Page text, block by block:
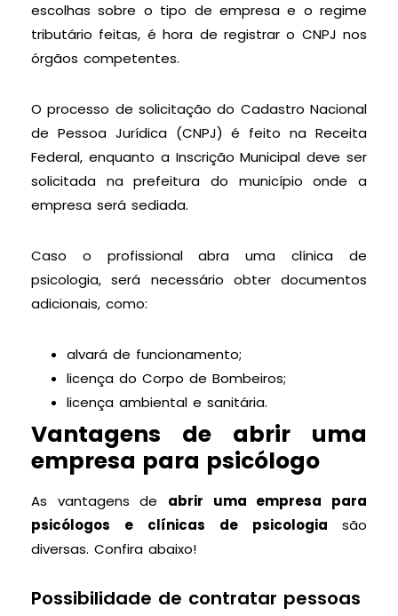
escolhas sobre o tipo de empresa e o regime
tributário feitas, é hora de registrar o CNPJ nos
órgãos competentes.
O processo de solicitação do Cadastro Nacional
de Pessoa Jurídica (CNPJ) é feito na Receita
Federal, enquanto a Inscrição Municipal deve ser
solicitada na prefeitura do município onde a
empresa será sediada.
Caso o profissional abra uma clínica de
psicologia, será necessário obter documentos
adicionais, como:
alvará de funcionamento;
licença do Corpo de Bombeiros;
licença ambiental e sanitária.
Vantagens de abrir uma
empresa para psicólogo
As vantagens de abrir uma empresa para
psicólogos e clínicas de psicologia são
diversas. Confira abaixo!
Possibilidade de contratar pessoas